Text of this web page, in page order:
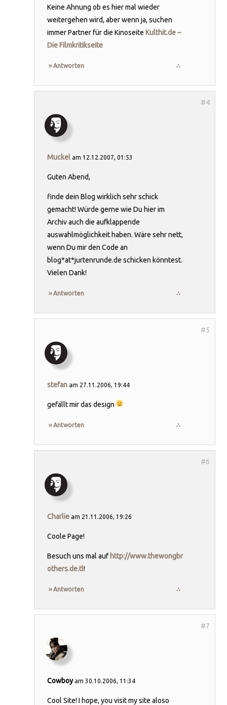
Keine Ahnung ob es hier mal wieder
weitergehen wird, aber wenn ja, suchen
immer Partner für die Kinoseite Kulthit.de –
Die Filmkritikseite
›› Antworten ∴
Muckel am 12.12.2007, 01:53
Guten Abend,
finde dein Blog wirklich sehr schick
gemacht! Würde gerne wie Du hier im
Archiv auch die aufklappende
auswahlmöglichkeit haben. Wäre sehr nett,
wenn Du mir den Code an
blog*at*jurtenrunde.de schicken könntest.
Vielen Dank!
›› Antworten ∴
stefan am 27.11.2006, 19:44
gefällt mir das design
›› Antworten ∴
Charlie am 21.11.2006, 19:26
Coole Page!
Besuch uns mal auf http://www.thewongbr
others.de.tl!
›› Antworten ∴
Cowboy am 30.10.2006, 11:34
Cool Site! I hope, you visit my site aloso